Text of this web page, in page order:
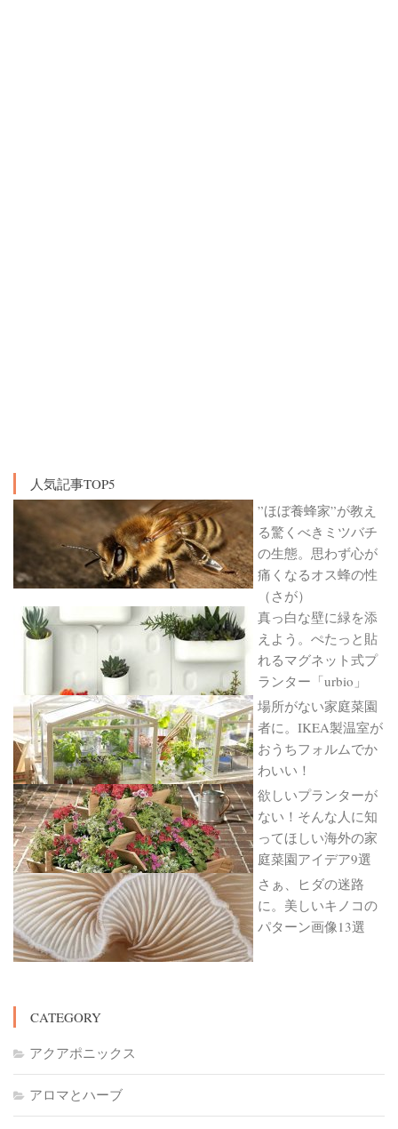
人気記事TOP5
”ほぼ養蜂家”が教え
る驚くべきミツバチ
の生態。思わず心が
痛くなるオス蜂の性
（さが）
真っ白な壁に緑を添
えよう。ぺたっと貼
れるマグネット式プ
ランター「urbio」
場所がない家庭菜園
者に。IKEA製温室が
おうちフォルムでか
わいい！
欲しいプランターが
ない！そんな人に知
ってほしい海外の家
庭菜園アイデア9選
さぁ、ヒダの迷路
に。美しいキノコの
パターン画像13選
CATEGORY
アクアポニックス
アロマとハーブ